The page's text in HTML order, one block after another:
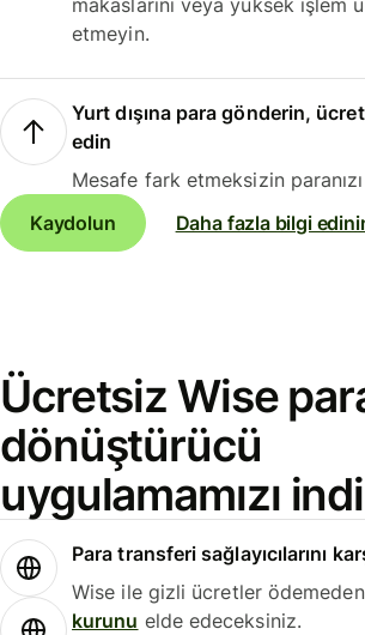
makaslarını veya yüksek işlem
etmeyin.
Yurt dışına para gönderin,
edin
Mesafe fark etmeksizin
Kaydolun
Daha fazla bilgi
Ücretsiz Wise
dönüştürücü
uygulamamızı
Para transferi sağlayıcılarını
Wise ile gizli ücretler
kurunu elde edeceksiniz.